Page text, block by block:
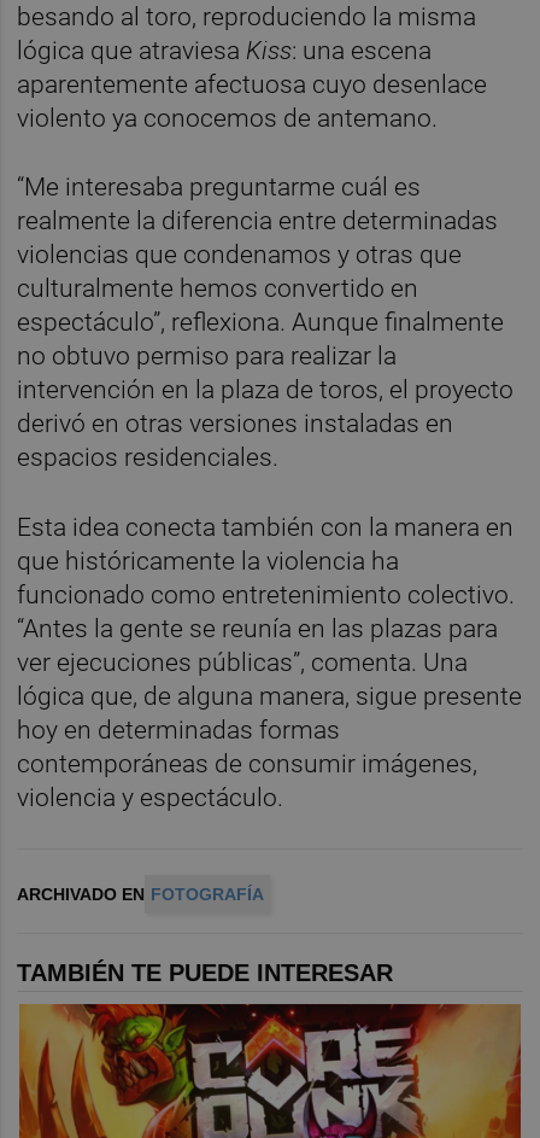
besando al toro, reproduciendo la misma
lógica que atraviesa Kiss: una escena
aparentemente afectuosa cuyo desenlace
violento ya conocemos de antemano.
“Me interesaba preguntarme cuál es
realmente la diferencia entre determinadas
violencias que condenamos y otras que
culturalmente hemos convertido en
espectáculo”, reflexiona. Aunque finalmente
no obtuvo permiso para realizar la
intervención en la plaza de toros, el proyecto
derivó en otras versiones instaladas en
espacios residenciales.
Esta idea conecta también con la manera en
que históricamente la violencia ha
funcionado como entretenimiento colectivo.
“Antes la gente se reunía en las plazas para
ver ejecuciones públicas”, comenta. Una
lógica que, de alguna manera, sigue presente
hoy en determinadas formas
contemporáneas de consumir imágenes,
violencia y espectáculo.
ARCHIVADO EN FOTOGRAFÍA
TAMBIÉN TE PUEDE INTERESAR